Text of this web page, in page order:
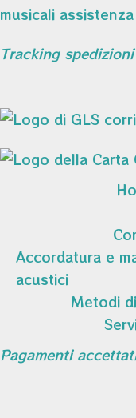
Tracking
Accordatura e
acustici
Metodi
Pagamenti